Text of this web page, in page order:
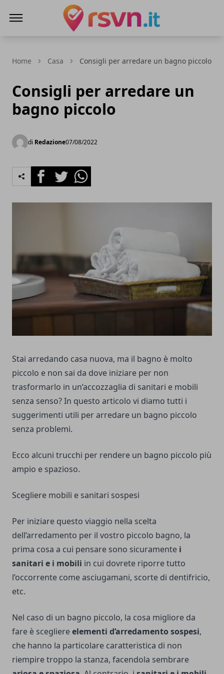
Home Casa Consigli per arredare un bagno piccolo
Consigli per arredare un
bagno piccolo
di Redazione07/08/2022
FacebookTwitterWhatsapp
Stai arredando casa nuova, ma il bagno è molto
piccolo e non sai da dove iniziare per non
trasformarlo in un’accozzaglia di sanitari e mobili
senza senso? In questo articolo vi diamo tutti i
suggerimenti utili per arredare un bagno piccolo
senza problemi.
Ecco alcuni trucchi per rendere un bagno piccolo più
ampio e spazioso.
Scegliere mobili e sanitari sospesi
Per iniziare questo viaggio nella scelta
dell’arredamento per il vostro piccolo bagno, la
prima cosa a cui pensare sono sicuramente i
sanitari e i mobili in cui dovrete riporre tutto
l’occorrente come asciugamani, scorte di dentifricio,
etc.
Nel caso di un bagno piccolo, la cosa migliore da
fare è scegliereelementi d’arredamento sospesi,
che hanno la particolare caratteristica di non
riempire troppo la stanza, facendola sembrare